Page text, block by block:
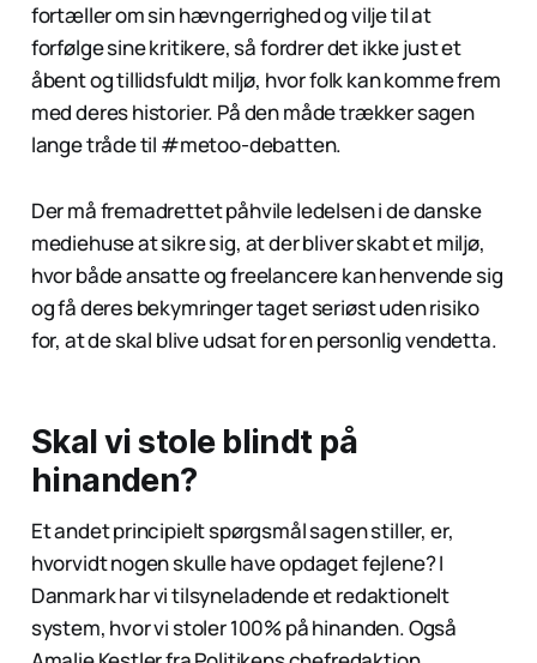
fortæller om sin hævngerrighed og vilje til at
forfølge sine kritikere, så fordrer det ikke just et
åbent og tillidsfuldt miljø, hvor folk kan komme frem
med deres historier. På den måde trækker sagen
lange tråde til #metoo-debatten.
Der må fremadrettet påhvile ledelsen i de danske
mediehuse at sikre sig, at der bliver skabt et miljø,
hvor både ansatte og freelancere kan henvende sig
og få deres bekymringer taget seriøst uden risiko
for, at de skal blive udsat for en personlig vendetta.
Skal vi stole blindt på
hinanden?
Et andet principielt spørgsmål sagen stiller, er,
hvorvidt nogen skulle have opdaget fejlene? I
Danmark har vi tilsyneladende et redaktionelt
system, hvor vi stoler 100% på hinanden. Også